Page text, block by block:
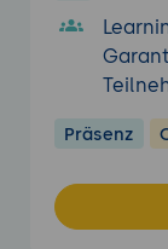
Präsenz